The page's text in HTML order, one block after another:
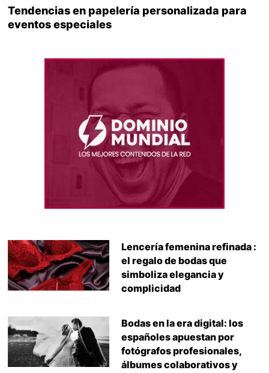
Tendencias en papelería personalizada para
eventos especiales
Lencería femenina refinada :
el regalo de bodas que
simboliza elegancia y
complicidad
Bodas en la era digital: los
españoles apuestan por
fotógrafos profesionales,
álbumes colaborativos y